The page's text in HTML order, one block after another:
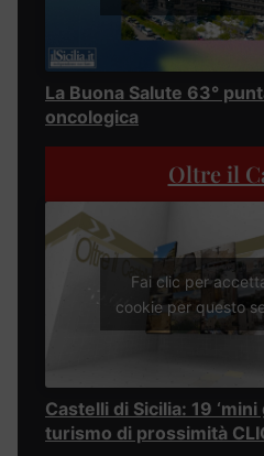
La Buona Salute 63°
oncologica
Oltre il
Fai clic per
cookie per questo
Castelli di Sicilia: 19
turismo di prossimità